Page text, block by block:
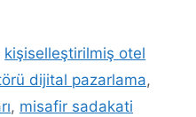
kişiselleştirilmiş otel
dijital pazarlama,
, misafir sadakati